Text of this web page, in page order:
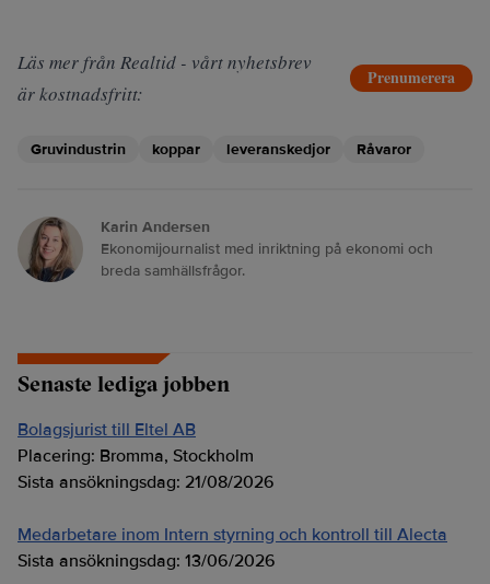
Läs mer från Realtid - vårt nyhetsbrev
är kostnadsfritt:
Prenumerera
Gruvindustrin koppar leveranskedjor Råvaror
Karin Andersen
Ekonomijournalist med inriktning på ekonomi och
breda samhällsfrågor.
Senaste lediga jobben
Bolagsjurist till Eltel AB
Placering: Bromma, Stockholm
Sista ansökningsdag: 21/08/2026
Medarbetare inom Intern styrning och kontroll till Alecta
Sista ansökningsdag: 13/06/2026